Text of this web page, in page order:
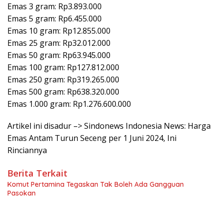
Emas 3 gram: Rp3.893.000
Emas 5 gram: Rp6.455.000
Emas 10 gram: Rp12.855.000
Emas 25 gram: Rp32.012.000
Emas 50 gram: Rp63.945.000
Emas 100 gram: Rp127.812.000
Emas 250 gram: Rp319.265.000
Emas 500 gram: Rp638.320.000
Emas 1.000 gram: Rp1.276.600.000
Artikel ini disadur –> Sindonews Indonesia News: Harga
Emas Antam Turun Seceng per 1 Juni 2024, Ini
Rinciannya
Berita Terkait
Komut Pertamina Tegaskan Tak Boleh Ada Gangguan
Pasokan